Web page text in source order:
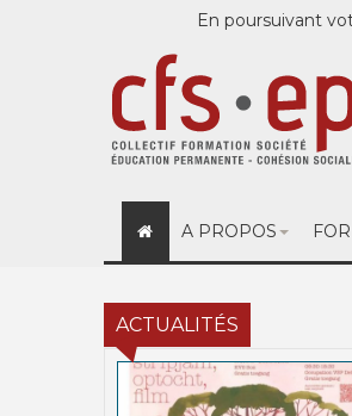
En poursuivant
A PROPOS
ACTUALITÉS